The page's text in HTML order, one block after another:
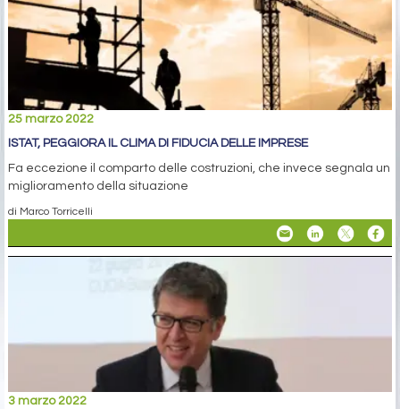
25 marzo 2022
ISTAT, PEGGIORA IL CLIMA DI FIDUCIA DELLE IMPRESE
Fa eccezione il comparto delle costruzioni, che invece segnala un
miglioramento della situazione
di Marco Torricelli
3 marzo 2022